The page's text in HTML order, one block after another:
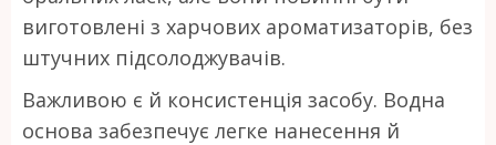
виготовлені з харчових ароматизаторів, без
штучних підсолоджувачів.
Важливою є й консистенція засобу. Водна
основа забезпечує легке нанесення й